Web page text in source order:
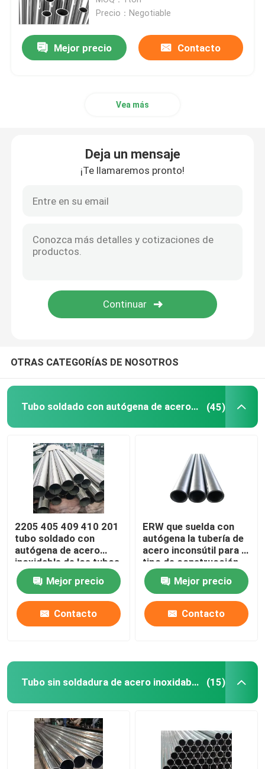
Hoja de la aleación de aluminio
Placa de la aleación de cobre
Rollo de cobre de la tira
Hojalata
Otros metales de la aleación
tubería de acero rectangular
Precio：Negotiable
Mejor precio Contacto
Vea más
Deja un mensaje
¡Te llamaremos pronto!
OTRAS CATEGORÍAS DE NOSOTROS
Tubo soldado con autógena de acero inoxidable (45)
2205 405 409 410 201
tubo soldado con
autógena de acero
inoxidable de los tubos
316l Ss 304 Erw
Mejor precio
Contacto
ERW que suelda con
autógena la tubería de
acero inconsútil para el
tipo de construcción
grado inoxidable
Mejor precio
Contacto
Tubo sin soldadura de acero inoxidable (15)